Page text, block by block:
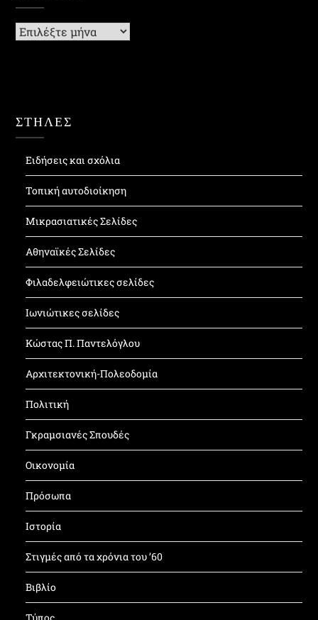
Ιστορικό
ΣΤΗΛΕΣ
Ειδήσεις και σχόλια
Τοπική αυτοδιοίκηση
Μικρασιατικές Σελίδες
Αθηναϊκές Σελίδες
Φιλαδελφειώτικες σελίδες
Ιωνιώτικες σελίδες
Κώστας Π. Παντελόγλου
Αρχιτεκτονική-Πολεοδομία
Πολιτική
Γκραμσιανές Σπουδές
Οικονομία
Πρόσωπα
Ιστορία
Στιγμές από τα χρόνια του ’60
Βιβλίο